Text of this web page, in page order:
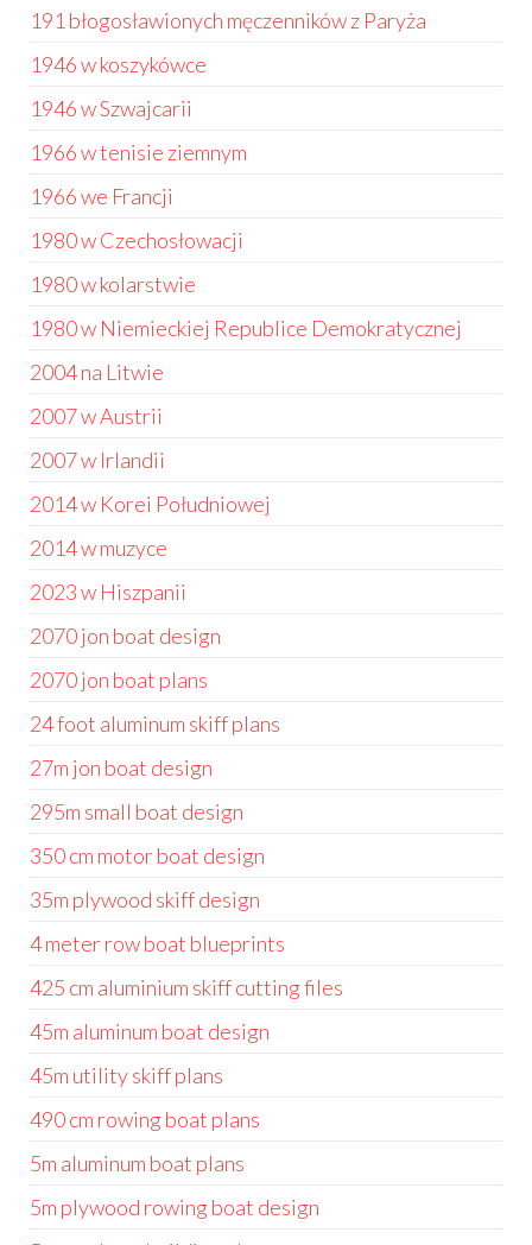
191 błogosławionych męczenników z Paryża
1946 w koszykówce
1946 w Szwajcarii
1966 w tenisie ziemnym
1966 we Francji
1980 w Czechosłowacji
1980 w kolarstwie
1980 w Niemieckiej Republice Demokratycznej
2004 na Litwie
2007 w Austrii
2007 w Irlandii
2014 w Korei Południowej
2014 w muzyce
2023 w Hiszpanii
2070 jon boat design
2070 jon boat plans
24 foot aluminum skiff plans
27m jon boat design
295m small boat design
350 cm motor boat design
35m plywood skiff design
4 meter row boat blueprints
425 cm aluminium skiff cutting files
45m aluminum boat design
45m utility skiff plans
490 cm rowing boat plans
5m aluminum boat plans
5m plywood rowing boat design